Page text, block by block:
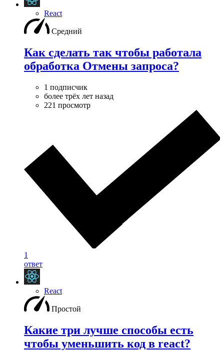
React
Средний
Как сделать так чтобы работала
обработка Отмены запроса?
1 подписчик
более трёх лет назад
221 просмотр
1
ответ
React
Простой
Какие три лучше способы есть
чтобы уменьшить код в react?